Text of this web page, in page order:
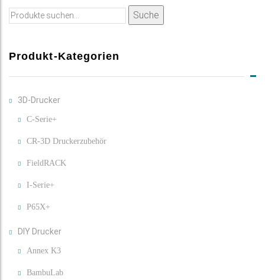
Suche
Suche
Produkt-Kategorien
3D-Drucker
C-Serie+
CR-3D Druckerzubehör
FieldRACK
I-Serie+
P65X+
DIY Drucker
Annex K3
BambuLab